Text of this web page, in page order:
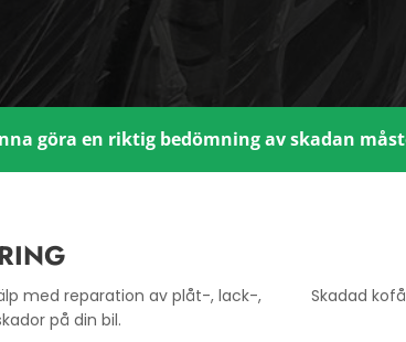
göra en riktig bedömning av skadan
med reparation av plåt-, lack-,
på din bil.
Skadad